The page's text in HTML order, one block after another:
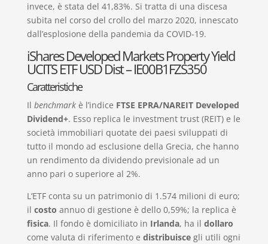
invece, è stata del 41,83%. Si tratta di una discesa
subita nel corso del crollo del marzo 2020, innescato
dall’esplosione della pandemia da COVID-19.
iShares Developed Markets Property Yield
UCITS ETF USD Dist – IE00B1FZS350
Caratteristiche
Il benchmarkè l’indice FTSE EPRA/NAREIT Developed
Dividend+. Esso replica le investment trust (REIT) e le
società immobiliari quotate dei paesi sviluppati di
tutto il mondo ad esclusione della Grecia, che hanno
un rendimento da dividendo previsionale ad un
anno pari o superiore al 2%.
L’ETF conta su un patrimonio di 1.574 milioni di euro;
il costo annuo di gestione è dello 0,59%; la replica è
fisica. Il fondo è domiciliato in Irlanda, ha il dollaro
come valuta di riferimento e distribuiscegli utili ogni